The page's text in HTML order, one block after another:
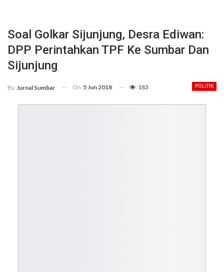
Soal Golkar Sijunjung, Desra Ediwan:
DPP Perintahkan TPF Ke Sumbar Dan
Sijunjung
POLITIK
By Jurnal Sumbar On 5 Jun 2018 183